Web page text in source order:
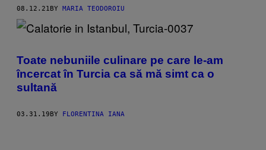
08.12.21 BY MARIA TEODOROIU
Toate nebuniile culinare pe care le-am
încercat în Turcia ca să mă simt ca o
sultană
03.31.19BY FLORENTINA IANA